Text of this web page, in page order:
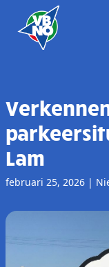
Skip to content
Lam
februari 25, 2026 |